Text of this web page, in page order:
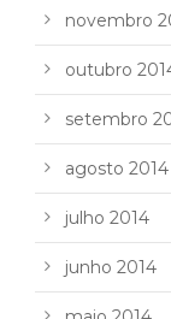
novembro
outubro
setembro
agosto 2014
julho 2014
junho 2014